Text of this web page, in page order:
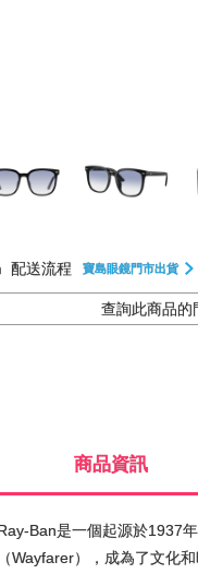
配送流程 寶島眼鏡門市出貨
查詢此商品的
商品資訊
Ban是一個起源於1937
（Wayfarer），成為了文化